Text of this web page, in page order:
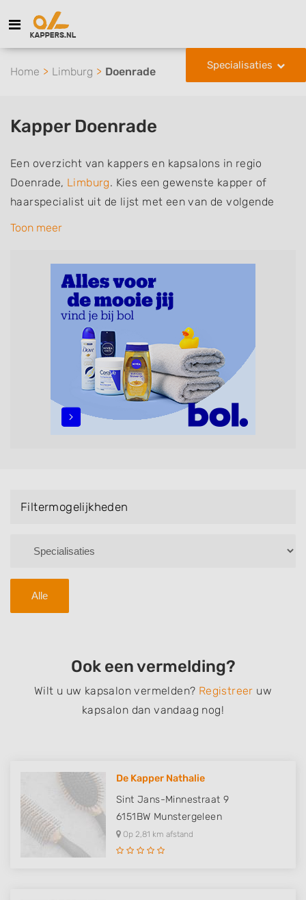
Specialisaties
Home Limburg Doenrade
Kapper Doenrade
Een overzicht van kappers en kapsalons in regio
Doenrade, Limburg. Kies een gewenste kapper of
haarspecialist uit de lijst met een van de volgende
specialisaties of aantekeningen: mannen of
zonder afspraak terecht kunt. De vermelde kappers
kunnen uw haren wassen, knippen, föhnen en kleuren,
maar ook helpen met extensions, balyage, invlechten,
opsteken, weave, een keratinebehandeling, een
permanent, een bruidkapsel, make-up & visagie,
epileren, schoonheidsbehandelingen, het trimmen van
een baard en pruiken. U kunt de zoekresultaten
filteren met behulp van de specialisatie filter en u
Toon meer
Filtermogelijkheden
Alle
Ook een vermelding?
Wilt u uw kapsalon vermelden? Registreer uw
kapsalon dan vandaag nog!
De Kapper Nathalie
Sint Jans-Minnestraat 9
6151BW Munstergeleen
Op 2,81 km afstand